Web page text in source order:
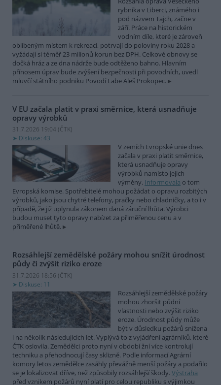
rybníka v Liberci, známého i
pod názvem Tajch, začne v
září. Práce na historickém
vodním díle, které je zároveň
oblíbeným místem k rekreaci, potrvají do poloviny roku 2028 a
vyžádají si téměř 23 milionů korun bez DPH. Celkové obnovy se
dočká hráz a ze dna nádrže bude odtěženo bahno. Hlavním
přínosem úprav bude zvýšení bezpečnosti při povodních, uvedl
mluvčí státního podniku Povodí Labe Aleš Prokopec.
V EU začala platit v praxi směrnice, která usnadňuje
opravy výrobků
31.7.2026 19:04 (ČTK)
Diskuse: 43
V zemích Evropské unie dnes
začala v praxi platit směrnice,
která usnadňuje opravy
výrobků namísto jejich
výměny. Informovala o tom
Evropská komise. Spotřebitelé mohou požádat o opravu rozbitých
výrobků, jako jsou chytré telefony, pračky nebo chladničky, a to i v
případě, že již uplynula zákonem daná záruční lhůta. Výrobci
budou muset tyto opravy nabízet za přiměřenou cenu a v
přiměřené lhůtě.
Rozsáhlejší zemědělské požáry mohou snížit úrodnost
půdy či zvýšit riziko eroze
31.7.2026 18:56 (ČTK)
Diskuse: 11
Rozsáhlejší zemědělské požáry
mohou zhoršit půdní
vlastnosti nebo zvýšit riziko
eroze. Úrodnost půdy může
být v důsledku požárů snížena
i na několik následujících let. Vyplývá to z vyjádření agrárníků, které
ČTK oslovila. Zemědělci proto nyní v období žní více kontrolují
techniku a přehodnocují časy sklizně. Podle informací Agrární
komory letos zemědělce zasáhly převážně menší požáry a podařilo
se je lokalizovat dříve, než způsobily rozsáhlejší škody. Výstraha
před vznikem požárů nyní platí pro celou republiku s výjimkou